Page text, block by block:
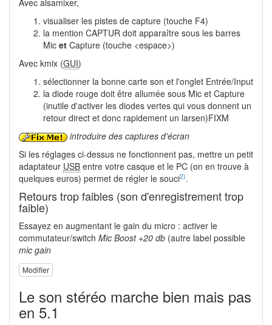
Avec alsamixer,
visualiser les pistes de capture (touche F4)
la mention CAPTUR doit apparaître sous les barres
Mic et Capture (touche <espace>)
Avec kmix (GUI)
sélectionner la bonne carte son et l'onglet Entrée/Input
la diode rouge doit être allumée sous Mic et Capture
(inutile d'activer les diodes vertes qui vous donnent un
retour direct et donc rapidement un larsen)FIXM
introduire des captures d'écran
Si les réglages ci-dessus ne fonctionnent pas, mettre un petit
adaptateur USB entre votre casque et le PC (on en trouve à
quelques euros) permet de régler le souci2).
Retours trop faibles (son d'enregistrement trop
faible)
Essayez en augmentant le gain du micro : activer le
commutateur/switch Mic Boost +20 db (autre label possible
mic gain
Modifier
Le son stéréo marche bien mais pas
en 5.1